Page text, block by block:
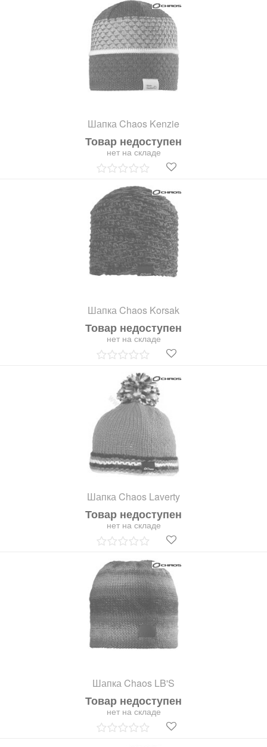
Шапка Chaos Kenzie
Товар недоступен
нет на складе
Шапка Chaos Korsak
Товар недоступен
нет на складе
Шапка Chaos Laverty
Товар недоступен
нет на складе
Шапка Chaos LB'S
Товар недоступен
нет на складе